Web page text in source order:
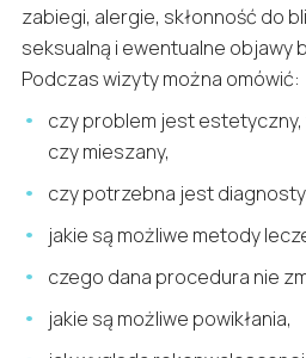
zabiegi, alergie, skłonność do
seksualną i ewentualne objawy
Podczas wizyty można omówić:
czy problem jest
czy mieszany,
czy potrzebna jest
jakie są możliwe metody
czego dana procedura nie
jakie są możliwe powikłania,